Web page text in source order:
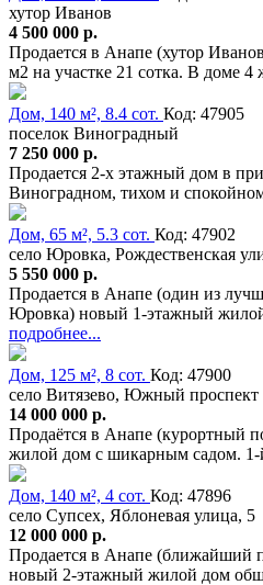
хутор Иванов
4 500 000 р.
Продается в Анапе (хутор
м2 на участке 21 сотка. В доме 4
Дом, 140 м², 8.4 сот. Код: 47905
поселок Виноградный
7 250 000 р.
Продается 2-х этажный дом в
Виноградном, тихом и
Дом, 65 м², 5.3 сот. Код: 47902
село Юровка, Рождественская
5 550 000 р.
Продается в Анапе (один из
Юровка) новый 1-этажный
подробнее...
Дом, 125 м², 8 сот. Код: 47900
село Витязево, Южный проспект
14 000 000 р.
Продаётся в Анапе (курортный
жилой дом с шикарным садом. 1-
Дом, 140 м², 4 сот. Код: 47896
село Супсех, Яблоневая улица, 5
12 000 000 р.
Продается в Анапе (ближайший
новый 2-этажный жилой дом